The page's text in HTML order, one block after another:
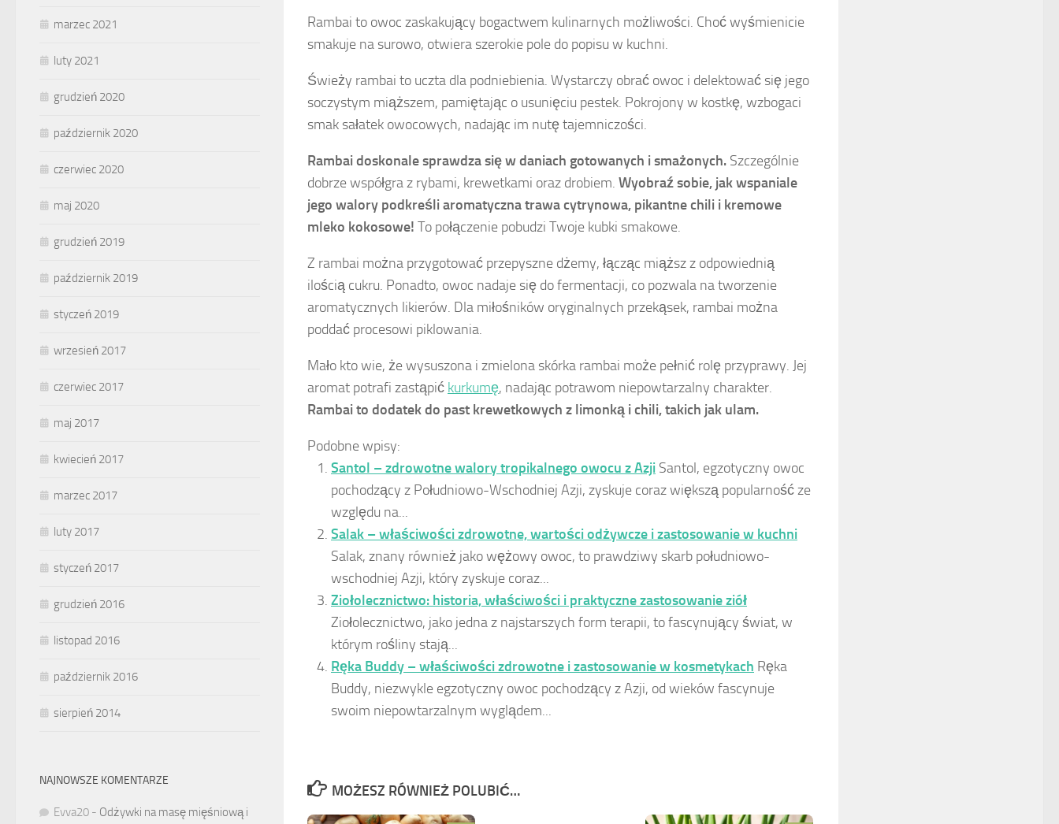
Rambai to owoc zaskakujący bogactwem kulinarnych możliwości. Choć wyśmienicie
smakuje na surowo, otwiera szerokie pole do popisu w kuchni.
Świeży rambai to uczta dla podniebienia. Wystarczy obrać owoc i delektować się jego
soczystym miąższem, pamiętając o usunięciu pestek. Pokrojony w kostkę, wzbogaci
smak sałatek owocowych, nadając im nutę tajemniczości.
Rambai doskonale sprawdza się w daniach gotowanych i smażonych. Szczególnie
dobrze współgra z rybami, krewetkami oraz drobiem. Wyobraź sobie, jak wspaniale
jego walory podkreśli aromatyczna trawa cytrynowa, pikantne chili i kremowe
mleko kokosowe! To połączenie pobudzi Twoje kubki smakowe.
Z rambai można przygotować przepyszne dżemy, łącząc miąższ z odpowiednią
ilością cukru. Ponadto, owoc nadaje się do fermentacji, co pozwala na tworzenie
aromatycznych likierów. Dla miłośników oryginalnych przekąsek, rambai można
poddać procesowi piklowania.
Mało kto wie, że wysuszona i zmielona skórka rambai może pełnić rolę przyprawy. Jej
aromat potrafi zastąpić kurkumę, nadając potrawom niepowtarzalny charakter.
Rambai to dodatek do past krewetkowych z limonką i chili, takich jak ulam.
Podobne wpisy:
Santol – zdrowotne walory tropikalnego owocu z Azji Santol, egzotyczny owoc
pochodzący z Południowo-Wschodniej Azji, zyskuje coraz większą popularność ze
względu na...
Salak – właściwości zdrowotne, wartości odżywcze i zastosowanie w kuchni
Salak, znany również jako wężowy owoc, to prawdziwy skarb południowo-
wschodniej Azji, który zyskuje coraz...
Ziołolecznictwo: historia, właściwości i praktyczne zastosowanie ziół
Ziołolecznictwo, jako jedna z najstarszych form terapii, to fascynujący świat, w
którym rośliny stają...
Ręka Buddy – właściwości zdrowotne i zastosowanie w kosmetykach Ręka
Buddy, niezwykle egzotyczny owoc pochodzący z Azji, od wieków fascynuje
swoim niepowtarzalnym wyglądem...
MOŻESZ RÓWNIEŻ POLUBIĆ…
marzec 2021
luty 2021
grudzień 2020
październik 2020
czerwiec 2020
maj 2020
grudzień 2019
październik 2019
styczeń 2019
wrzesień 2017
czerwiec 2017
maj 2017
kwiecień 2017
marzec 2017
luty 2017
styczeń 2017
grudzień 2016
listopad 2016
październik 2016
sierpień 2014
NAJNOWSZE KOMENTARZE
Evva20 - Odżywki na masę mięśniową i